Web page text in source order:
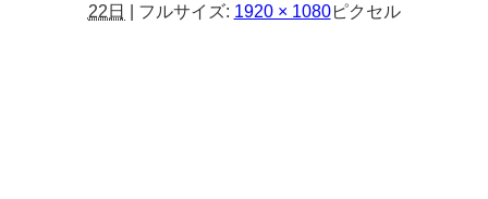
22日
フルサイズ: 1920 × 1080ピクセル